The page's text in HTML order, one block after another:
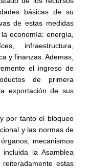
básicas de su
de estas medidas
economía: energía,
infraestructura,
y finanzas. Ademas,
el ingreso de
de primera
exportación de sus
por tanto el bloqueo
y las normas de
mecanismos
la Asamblea
estas